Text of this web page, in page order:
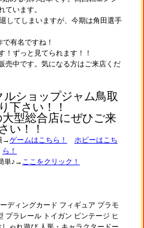
ています。
してしまいますが、今期は角田選手
有名ですね！
！ずっと見てられます！！
売中です。気になる方はご来店くだ
ショップジャム鳥取
下さい！！
型総合店にぜひご来
い！！
→ゲームはこちら！
ホビーはこち
ら！
単♪→ ここをクリック！
ディングカード フィギュア プラモ
プラレール トイガン ビンテージ ヒ